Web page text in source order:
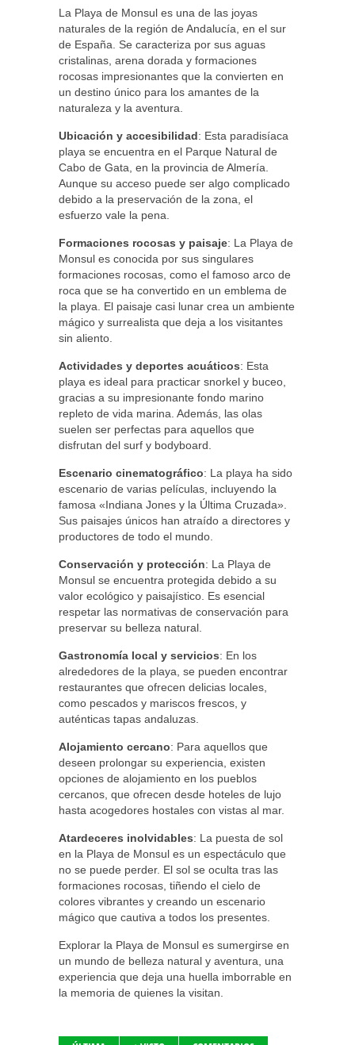
La Playa de Monsul es una de las joyas
naturales de la región de Andalucía, en el sur
de España. Se caracteriza por sus aguas
cristalinas, arena dorada y formaciones
rocosas impresionantes que la convierten en
un destino único para los amantes de la
naturaleza y la aventura.
Ubicación y accesibilidad: Esta paradisíaca
playa se encuentra en el Parque Natural de
Cabo de Gata, en la provincia de Almería.
Aunque su acceso puede ser algo complicado
debido a la preservación de la zona, el
esfuerzo vale la pena.
Formaciones rocosas y paisaje: La Playa de
Monsul es conocida por sus singulares
formaciones rocosas, como el famoso arco de
roca que se ha convertido en un emblema de
la playa. El paisaje casi lunar crea un ambiente
mágico y surrealista que deja a los visitantes
sin aliento.
Actividades y deportes acuáticos: Esta
playa es ideal para practicar snorkel y buceo,
gracias a su impresionante fondo marino
repleto de vida marina. Además, las olas
suelen ser perfectas para aquellos que
disfrutan del surf y bodyboard.
Escenario cinematográfico: La playa ha sido
escenario de varias películas, incluyendo la
famosa «Indiana Jones y la Última Cruzada».
Sus paisajes únicos han atraído a directores y
productores de todo el mundo.
Conservación y protección: La Playa de
Monsul se encuentra protegida debido a su
valor ecológico y paisajístico. Es esencial
respetar las normativas de conservación para
preservar su belleza natural.
Gastronomía local y servicios: En los
alrededores de la playa, se pueden encontrar
restaurantes que ofrecen delicias locales,
como pescados y mariscos frescos, y
auténticas tapas andaluzas.
Alojamiento cercano: Para aquellos que
deseen prolongar su experiencia, existen
opciones de alojamiento en los pueblos
cercanos, que ofrecen desde hoteles de lujo
hasta acogedores hostales con vistas al mar.
Atardeceres inolvidables: La puesta de sol
en la Playa de Monsul es un espectáculo que
no se puede perder. El sol se oculta tras las
formaciones rocosas, tiñendo el cielo de
colores vibrantes y creando un escenario
mágico que cautiva a todos los presentes.
Explorar la Playa de Monsul es sumergirse en
un mundo de belleza natural y aventura, una
experiencia que deja una huella imborrable en
la memoria de quienes la visitan.